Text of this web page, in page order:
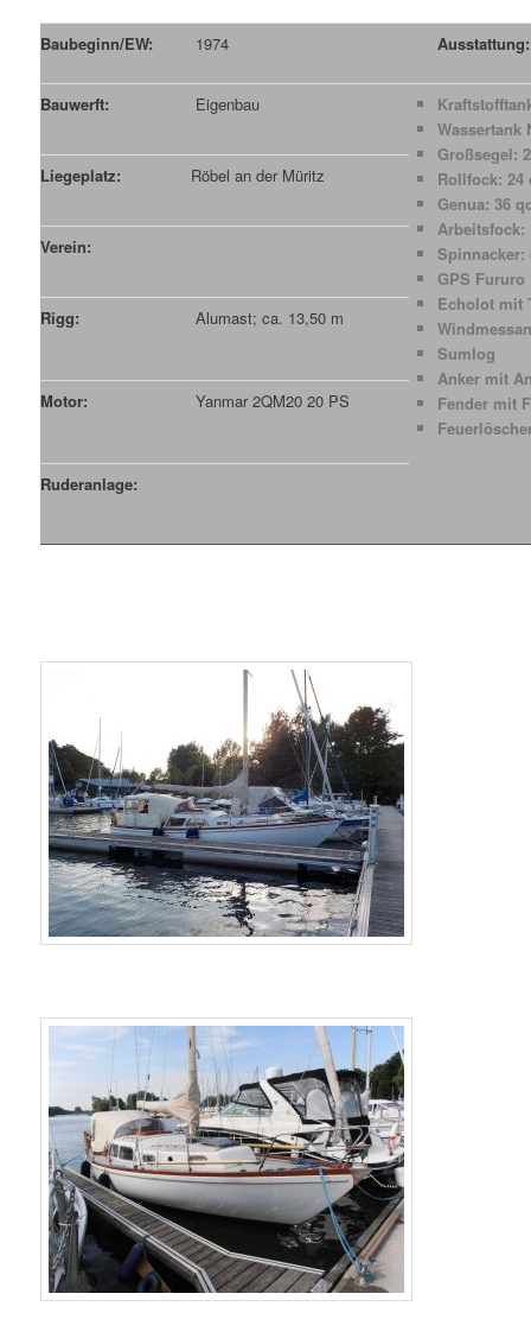
Baubeginn/EW: 1974 Ausstattung:
Bauwerft: Eigenbau
Wassertank
Großsegel:
Rollfock: 24
Genua: 36
Arbeitsfock:
Spinnacker:
GPS Fururo
Echolot mit
Sumlog
Anker mit
Fender mit
Liegeplatz: Röbel an der Müritz
Verein:
Rigg: Alumast; ca. 13,50 m
Motor: Yanmar 2QM20 20 PS
Ruderanlage: